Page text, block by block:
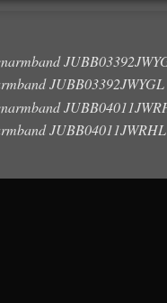
JUBB03392JWYGL
JUBB04011JWRHL